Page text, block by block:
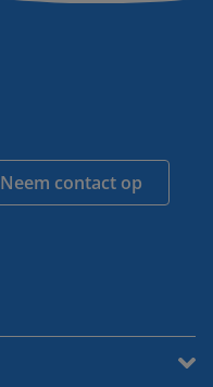
Neem contact op